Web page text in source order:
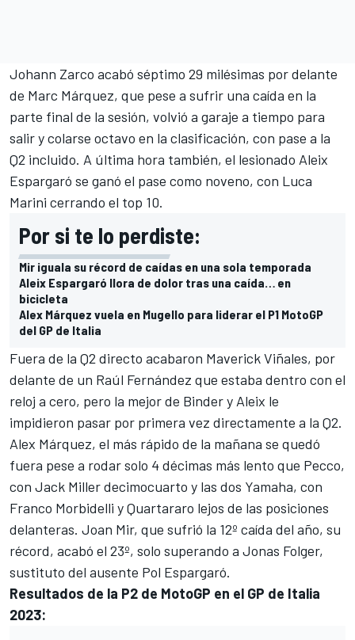
Johann Zarco acabó séptimo 29 milésimas por delante
de Marc Márquez, que pese a sufrir una caída en la
parte final de la sesión, volvió a garaje a tiempo para
salir y colarse octavo en la clasificación, con pase a la
Q2 incluido. A última hora también, el lesionado Aleix
Espargaró se ganó el pase como noveno, con Luca
Marini cerrando el top 10.
Por si te lo perdiste:
Mir iguala su récord de caídas en una sola temporada
Aleix Espargaró llora de dolor tras una caída… en
bicicleta
Alex Márquez vuela en Mugello para liderar el P1 MotoGP
del GP de Italia
Fuera de la Q2 directo acabaron Maverick Viñales, por
delante de un Raúl Fernández que estaba dentro con el
reloj a cero, pero la mejor de Binder y Aleix le
impidieron pasar por primera vez directamente a la Q2.
Alex Márquez, el más rápido de la mañana se quedó
fuera pese a rodar solo 4 décimas más lento que Pecco,
con Jack Millerdecimocuarto y las dos Yamaha, con
Franco Morbidelli y Quartararo lejos de las posiciones
delanteras. Joan Mir, que sufrió la 12º caída del año, su
récord, acabó el 23º, solo superando a Jonas Folger,
sustituto del ausente Pol Espargaró.
Resultados de la P2 de MotoGP en el GP de Italia
2023: